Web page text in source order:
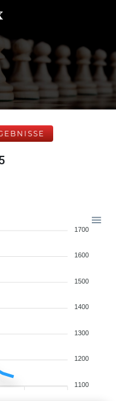
1700
1600
1500
1400
1300
1200
1100